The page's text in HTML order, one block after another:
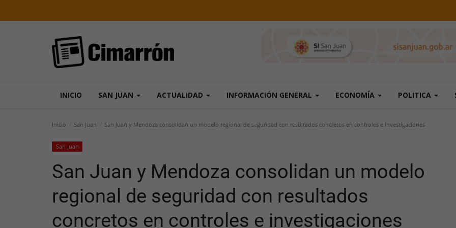
INICIO SAN JUAN ACTUALIDAD INFORMACIÓN GENERAL ECONOMÍA POLITICA
Inicio San Juan San Juan y Mendoza consolidan un modelo regional de seguridad con resultados concretos en controles e investigaciones
San Juan
San Juan y Mendoza consolidan un modelo
regional de seguridad con resultados
concretos en controles e investigaciones